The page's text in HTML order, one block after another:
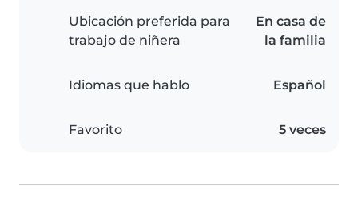
Ubicación preferida para
trabajo de niñera
En casa de
la familia
Idiomas que hablo Español
Favorito 5 veces